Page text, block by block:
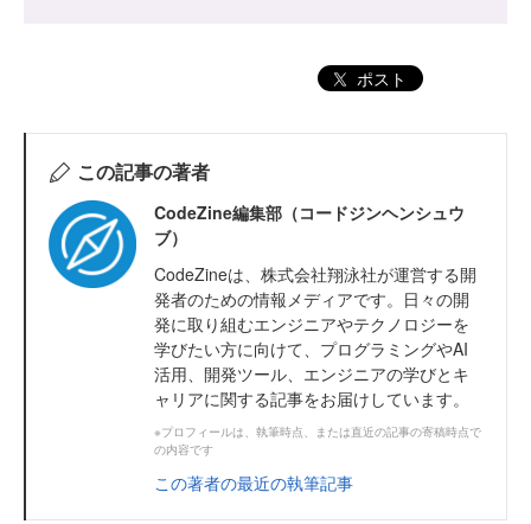
ポスト
この記事の著者
CodeZine編集部（コードジンヘンシュウ
ブ）
CodeZineは、株式会社翔泳社が運営する開
発者のための情報メディアです。日々の開
発に取り組むエンジニアやテクノロジーを
学びたい方に向けて、プログラミングやAI
活用、開発ツール、エンジニアの学びとキ
ャリアに関する記事をお届けしています。
※プロフィールは、執筆時点、または直近の記事の寄稿時点で
の内容です
この著者の最近の執筆記事